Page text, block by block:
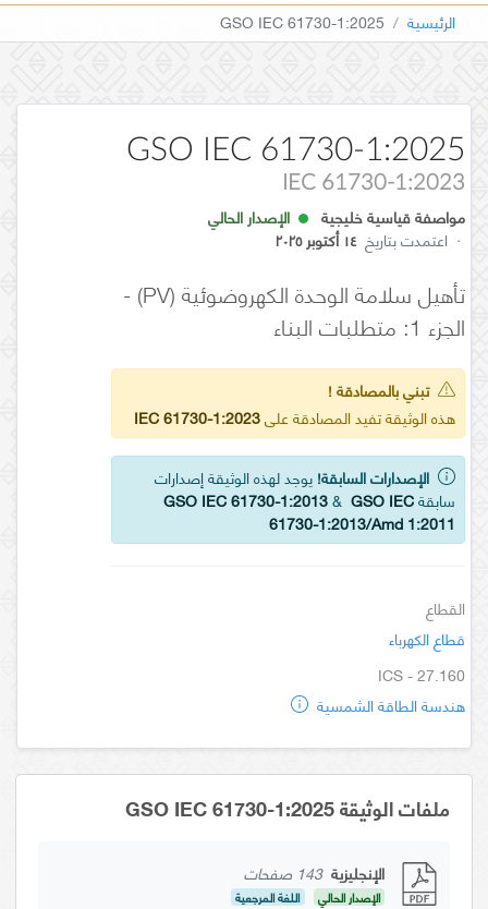
الرئيسية GSO IEC 61730-1:2025
GSO IEC 61730-1:2025
IEC 61730-1:2023
مواصفة قياسية خليجية
الإصدار الحالي
· اعتمدت بتاريخ ١٤ أكتوبر ٢٠٢٥
تأهيل سلامة الوحدة الكهروضوئية (PV) -
الجزء 1: متطلبات البناء
تبني بالمصادقة !
هذه الوثيقة تفيد المصادقة علىIEC 61730-1:2023
الإصدارات السابقة! يوجد لهذه الوثيقة إصدارات
سابقة
GSO IEC 61730-1:2013& GSO IEC
61730-1:2013/Amd 1:2011
القطاع
قطاع الكهرباء
ICS - 27.160
هندسة الطاقة الشمسية
ملفات الوثيقة GSO IEC 61730-1:2025
الإنجليزية 143 صفحات
الإصدار الحالي اللغة المرجعية